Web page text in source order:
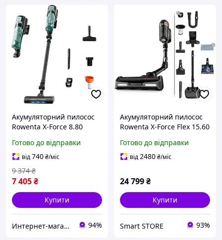
Акумуляторний пилосос
Rowenta X-Force 8.80
Готово до відправки
від740₴/міс
7 405₴
9 374 ₴
Купити
Интернет-магазин BoomMarket 94%
Акумуляторний пилосос
Rowenta X-Force Flex 15.60
Готово до відправки
від2480₴/міс
24 799₴
Купити
Smart STORE 93%